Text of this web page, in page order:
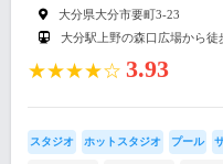
大分県大分市要町3-23
大分駅上野の森口広場から徒
★★★★☆ 3.93
スタジオ ホットスタジオ プール